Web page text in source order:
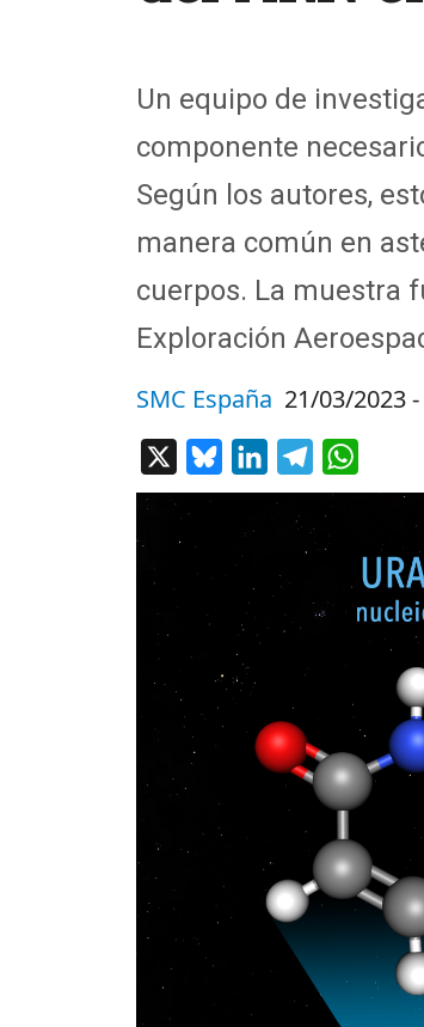
Un equipo de
componente
Según los autores,
manera común en
cuerpos. La muestra
Exploración
SMC España 21/03/2023 -
BlueskyLinkedInTelegram